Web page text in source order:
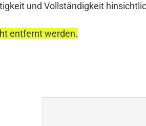
und Vollständigkeit
entfernt werden.